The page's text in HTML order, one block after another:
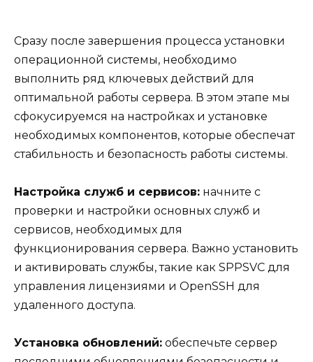
Сразу после завершения процесса установки
операционной системы, необходимо
выполнить ряд ключевых действий для
оптимальной работы сервера. В этом этапе мы
сфокусируемся на настройках и установке
необходимых компонентов, которые обеспечат
стабильность и безопасность работы системы.
Настройка служб и сервисов: начните с
проверки и настройки основных служб и
сервисов, необходимых для
функционирования сервера. Важно установить
и активировать службы, такие как SPPSVC для
управления лицензиями и OpenSSH для
удаленного доступа.
Установка обновлений: обеспечьте сервер